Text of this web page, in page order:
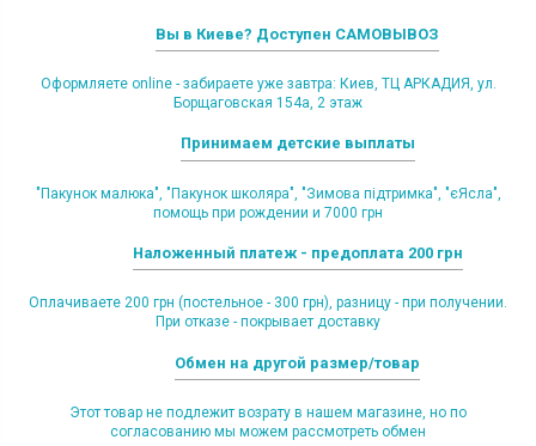
Вы в Киеве? Доступен САМОВЫВОЗ
Оформляете online - забираете уже завтра: Киев, ТЦ АРКАДИЯ, ул.
Борщаговская 154а, 2 этаж
Принимаем детские выплаты
"Пакунок малюка", "Пакунок школяра", "Зимова підтримка", "єЯсла",
помощь при рождении и 7000 грн
Наложенный платеж - предоплата 200 грн
Оплачиваете 200 грн (постельное - 300 грн), разницу - при получении.
При отказе - покрывает доставку
Обмен на другой размер/товар
Этот товар не подлежит возрату в нашем магазине, но по
согласованию мы можем рассмотреть обмен